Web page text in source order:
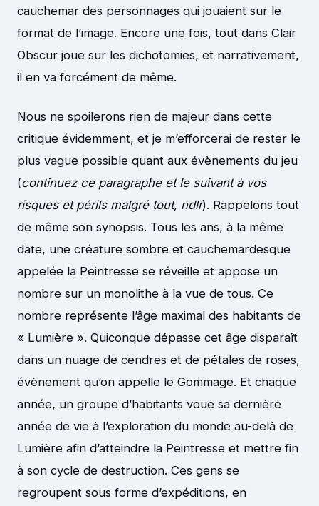
cauchemar des personnages qui jouaient sur le
format de l’image. Encore une fois, tout dans Clair
Obscur joue sur les dichotomies, et narrativement,
il en va forcément de même.
Nous ne spoilerons rien de majeur dans cette
critique évidemment, et je m’efforcerai de rester le
plus vague possible quant aux évènements du jeu
(continuez ce paragraphe et le suivant à vos
risques et périls malgré tout, ndlr). Rappelons tout
de même son synopsis. Tous les ans, à la même
date, une créature sombre et cauchemardesque
appelée la Peintresse se réveille et appose un
nombre sur un monolithe à la vue de tous. Ce
nombre représente l’âge maximal des habitants de
« Lumière ». Quiconque dépasse cet âge disparaît
dans un nuage de cendres et de pétales de roses,
évènement qu’on appelle le Gommage. Et chaque
année, un groupe d’habitants voue sa dernière
année de vie à l’exploration du monde au-delà de
Lumière afin d’atteindre la Peintresse et mettre fin
à son cycle de destruction. Ces gens se
regroupent sous forme d’expéditions, en